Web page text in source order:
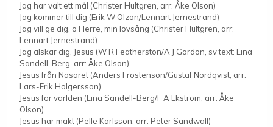
Jag har valt ett mål (Christer Hultgren, arr: Åke Olson)
Jag kommer till dig (Erik W Olzon/Lennart Jernestrand)
Jag vill ge dig, o Herre, min lovsång (Christer Hultgren, arr:
Lennart Jernestrand)
Jag älskar dig, Jesus (W R Featherston/A J Gordon, sv text: Lina
Sandell-Berg, arr: Åke Olson)
Jesus från Nasaret (Anders Frostenson/Gustaf Nordqvist, arr:
Lars-Erik Holgersson)
Jesus för världen (Lina Sandell-Berg/F A Ekström, arr: Åke
Olson)
Jesus har makt (Pelle Karlsson, arr: Peter Sandwall)